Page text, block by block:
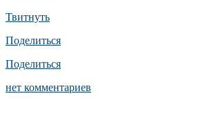
Твитнуть
Поделиться
Поделиться
нет комментариев